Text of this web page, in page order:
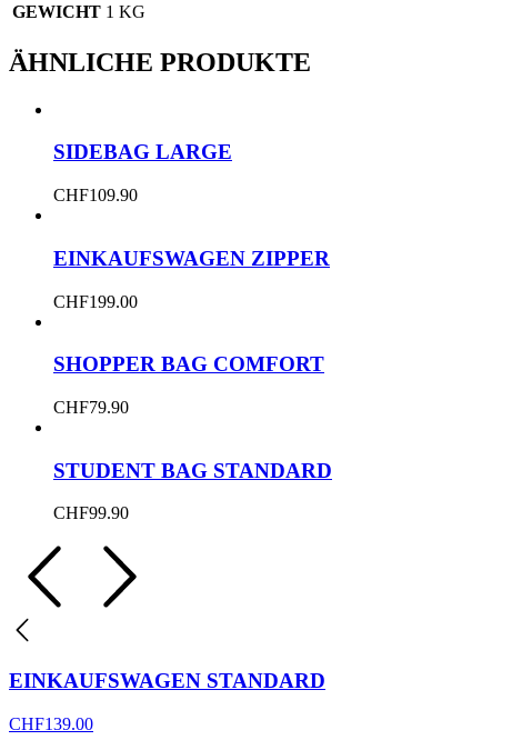
GEWICHT 1 KG
ÄHNLICHE PRODUKTE
SIDEBAG LARGE
CHF109.90
EINKAUFSWAGEN ZIPPER
CHF199.00
SHOPPER BAG COMFORT
CHF79.90
STUDENT BAG STANDARD
CHF99.90
EINKAUFSWAGEN STANDARD
CHF139.00